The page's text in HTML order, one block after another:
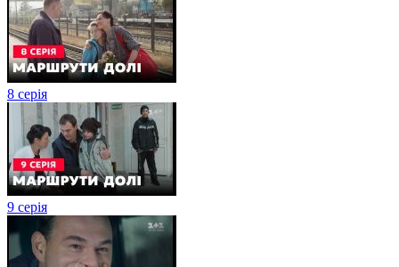
8 серія
9 серія